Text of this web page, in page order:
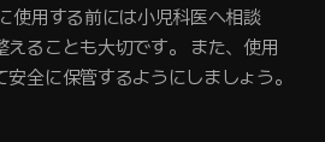
使用する前には小児科医へ相談
えることも大切です。 また、使用
全に保管するようにしましょう。